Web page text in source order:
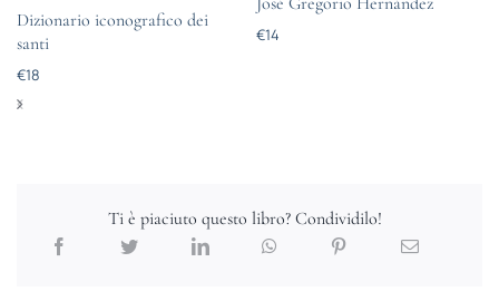
Dizionario iconografico dei
santi
€18
€14
Ti è piaciuto questo libro? Condividilo!